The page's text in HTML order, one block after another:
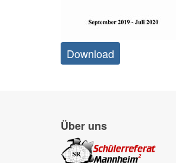
Download
Über uns